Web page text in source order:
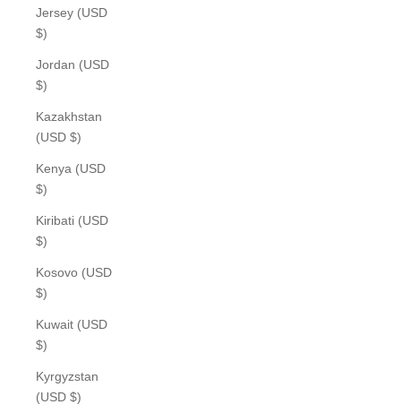
Jersey (USD
$)
Jordan (USD
$)
Kazakhstan
(USD $)
Kenya (USD
$)
Kiribati (USD
$)
Kosovo (USD
$)
Kuwait (USD
$)
Kyrgyzstan
(USD $)